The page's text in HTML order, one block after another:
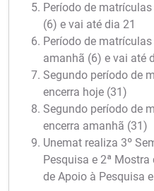
Período de
(6) e vai até dia 21
Período de
amanhã (6) e vai até
Segundo período de
encerra hoje (31)
Segundo período de
encerra amanhã (31)
Unemat realiza 3º
Pesquisa e 2ª
de Apoio à Pesquisa